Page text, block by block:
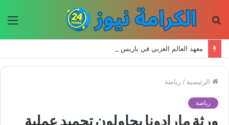
الرئيسية / رياضة
رياضة
ورثة مارادونا يحاولون تجميد عملية